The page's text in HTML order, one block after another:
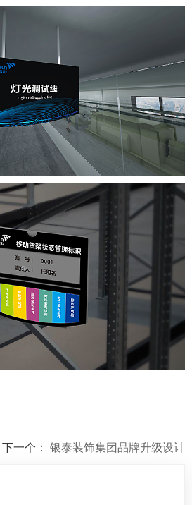
下一个： 银泰装饰集团品牌升级设计